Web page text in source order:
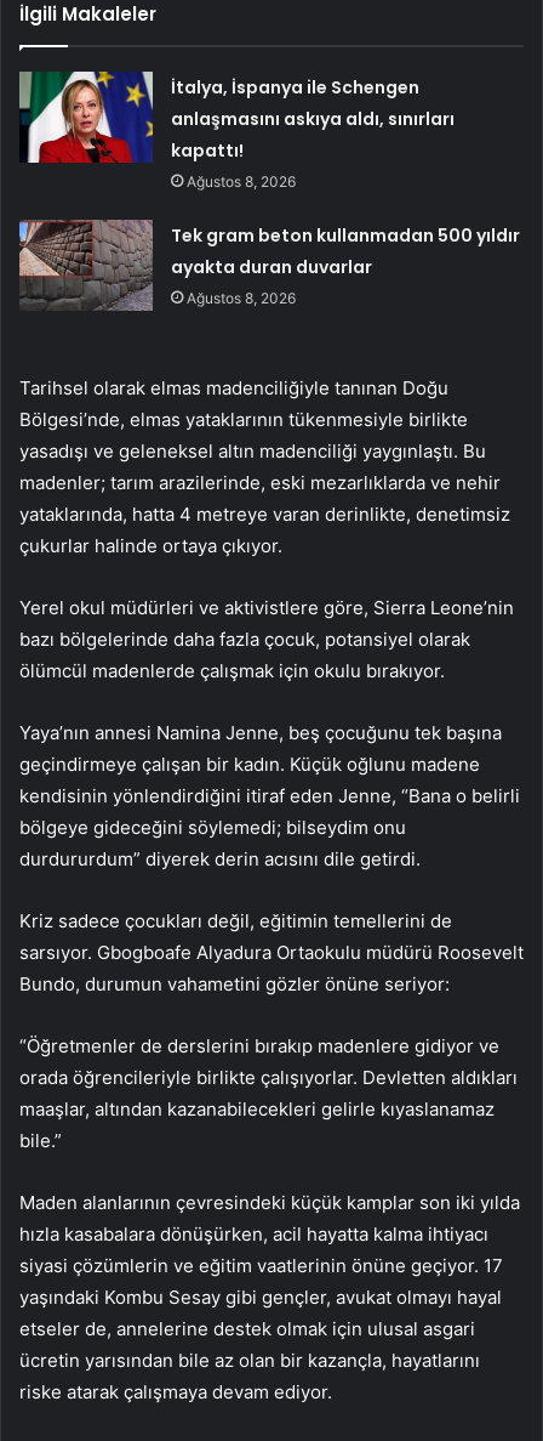
İlgili Makaleler
İtalya, İspanya ile Schengen
anlaşmasını askıya aldı, sınırları
kapattı!
Ağustos 8, 2026
Tek gram beton kullanmadan 500 yıldır
ayakta duran duvarlar
Ağustos 8, 2026
Tarihsel olarak elmas madenciliğiyle tanınan Doğu
Bölgesi’nde, elmas yataklarının tükenmesiyle birlikte
yasadışı ve geleneksel altın madenciliği yaygınlaştı. Bu
madenler; tarım arazilerinde, eski mezarlıklarda ve nehir
yataklarında, hatta 4 metreye varan derinlikte, denetimsiz
çukurlar halinde ortaya çıkıyor.
Yerel okul müdürleri ve aktivistlere göre, Sierra Leone’nin
bazı bölgelerinde daha fazla çocuk, potansiyel olarak
ölümcül madenlerde çalışmak için okulu bırakıyor.
Yaya’nın annesi Namina Jenne, beş çocuğunu tek başına
geçindirmeye çalışan bir kadın. Küçük oğlunu madene
kendisinin yönlendirdiğini itiraf eden Jenne, “Bana o belirli
bölgeye gideceğini söylemedi; bilseydim onu ​​
durdururdum” diyerek derin acısını dile getirdi.
Kriz sadece çocukları değil, eğitimin temellerini de
sarsıyor. Gbogboafe Alyadura Ortaokulu müdürü Roosevelt
Bundo, durumun vahametini gözler önüne seriyor:
“Öğretmenler de derslerini bırakıp madenlere gidiyor ve
orada öğrencileriyle birlikte çalışıyorlar. Devletten aldıkları
maaşlar, altından kazanabilecekleri gelirle kıyaslanamaz
bile.”
Maden alanlarının çevresindeki küçük kamplar son iki yılda
hızla kasabalara dönüşürken, acil hayatta kalma ihtiyacı
siyasi çözümlerin ve eğitim vaatlerinin önüne geçiyor. 17
yaşındaki Kombu Sesay gibi gençler, avukat olmayı hayal
etseler de, annelerine destek olmak için ulusal asgari
ücretin yarısından bile az olan bir kazançla, hayatlarını
riske atarak çalışmaya devam ediyor.